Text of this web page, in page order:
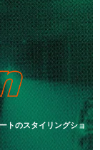
トのスタイリングショ